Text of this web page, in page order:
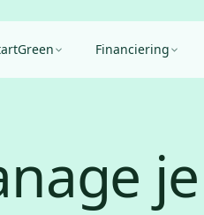
Financiering
je